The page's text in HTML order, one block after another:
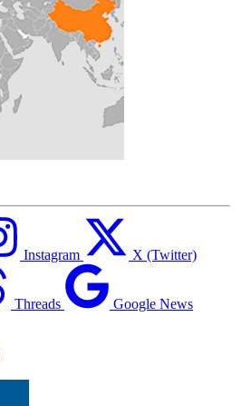
Instagram X (Twitter)
Threads Google News